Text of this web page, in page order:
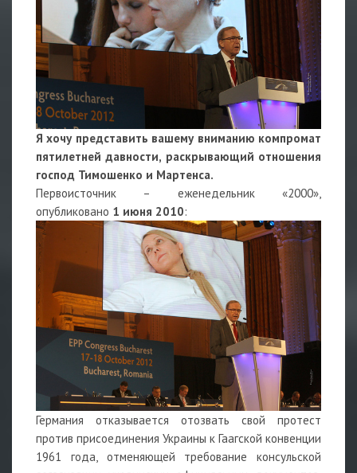
Я хочу представить вашему вниманию компромат
пятилетней давности, раскрывающий отношения
господ Тимошенко и Мартенса.
Первоисточник – еженедельник «2000»,
опубликовано 1 июня 2010:
Германия отказывается отозвать свой протест
против присоединения Украины к Гаагской конвенции
1961 года, отменяющей требование консульской